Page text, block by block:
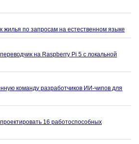
жилья по запросам на естественном языке
на Raspberry Pi 5 с локальной
команду разработчиков ИИ-чипов для
16 работоспособных